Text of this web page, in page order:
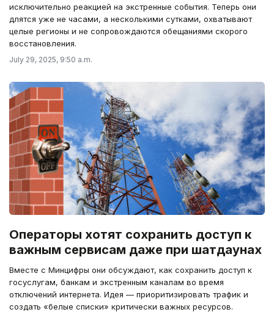
исключительно реакцией на экстренные события. Теперь они
длятся уже не часами, а несколькими сутками, охватывают
целые регионы и не сопровождаются обещаниями скорого
восстановления.
July 29, 2025, 9:50 a.m.
Операторы хотят сохранить доступ к
важным сервисам даже при шатдаунах
Вместе с Минцифры они обсуждают, как сохранить доступ к
госуслугам, банкам и экстренным каналам во время
отключений интернета. Идея — приоритизировать трафик и
создать «белые списки» критически важных ресурсов.